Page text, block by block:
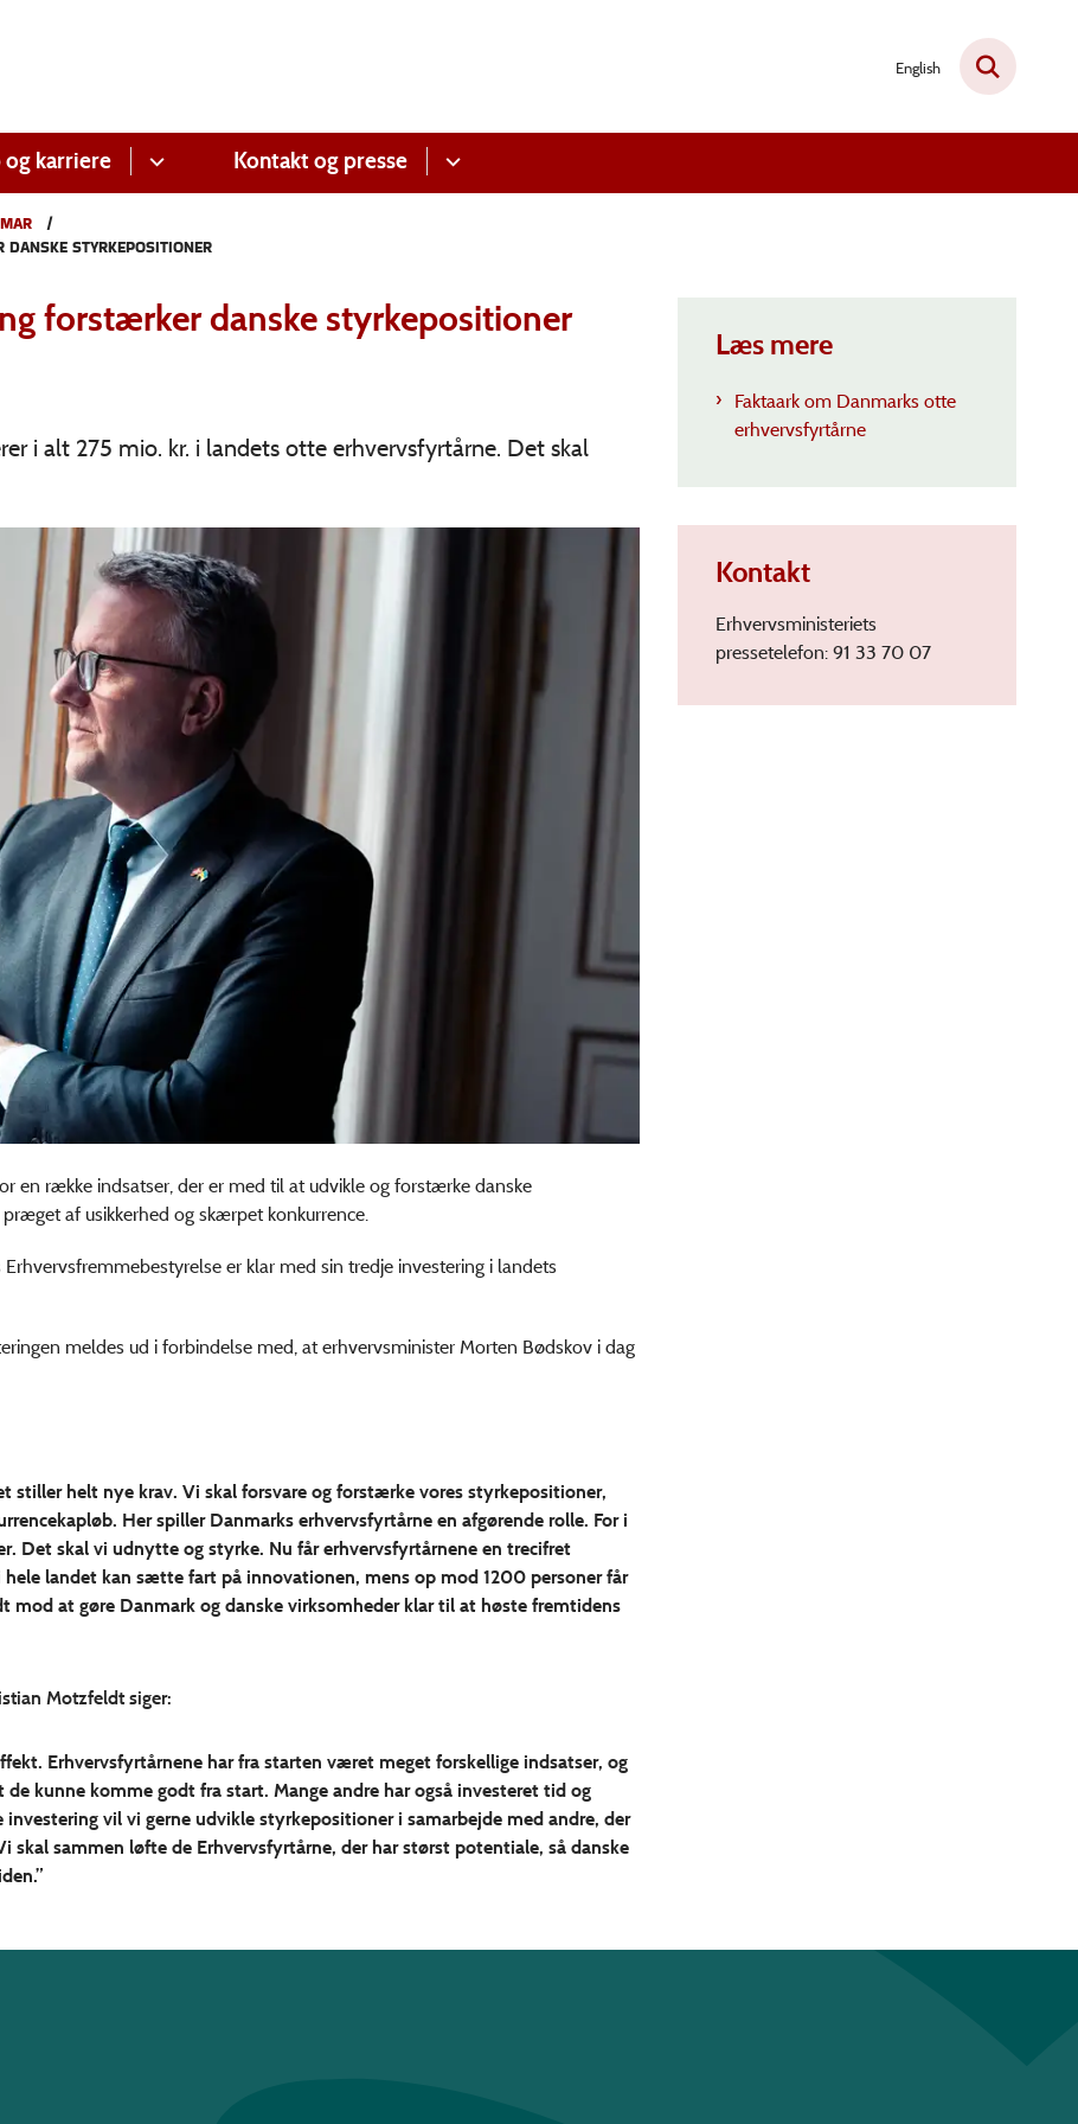
English
og karriere Kontakt og presse
MAR
STYRKEPOSITIONER
forstærker danske styrkepositioner
i alt 275 mio. kr. i landets otte erhvervsfyrtårne. Det skal
en række indsatser, der er med til at udvikle og forstærke danske
af usikkerhed og skærpet konkurrence.
er klar med sin tredje investering i landets
meldes ud i forbindelse med, at erhvervsminister Morten Bødskov i dag
stiller helt nye krav. Vi skal forsvare og forstærke vores styrkepositioner,
Her spiller Danmarks erhvervsfyrtårne en afgørende rolle. For i
Det skal vi udnytte og styrke. Nu får erhvervsfyrtårnene en trecifret
landet kan sætte fart på innovationen, mens op mod 1200 personer får
at gøre Danmark og danske virksomheder klar til at høste fremtidens
Motzfeldt siger:
Erhvervsfyrtårnene har fra starten været meget forskellige indsatser, og
kunne komme godt fra start. Mange andre har også investeret tid og
vil vi gerne udvikle styrkepositioner i samarbejde med andre, der
skal sammen løfte de Erhvervsfyrtårne, der har størst potentiale, så danske
Læs mere
Faktaark om Danmarks otte
erhvervsfyrtårne
Kontakt
Erhvervsministeriets
pressetelefon: 91 33 70 07